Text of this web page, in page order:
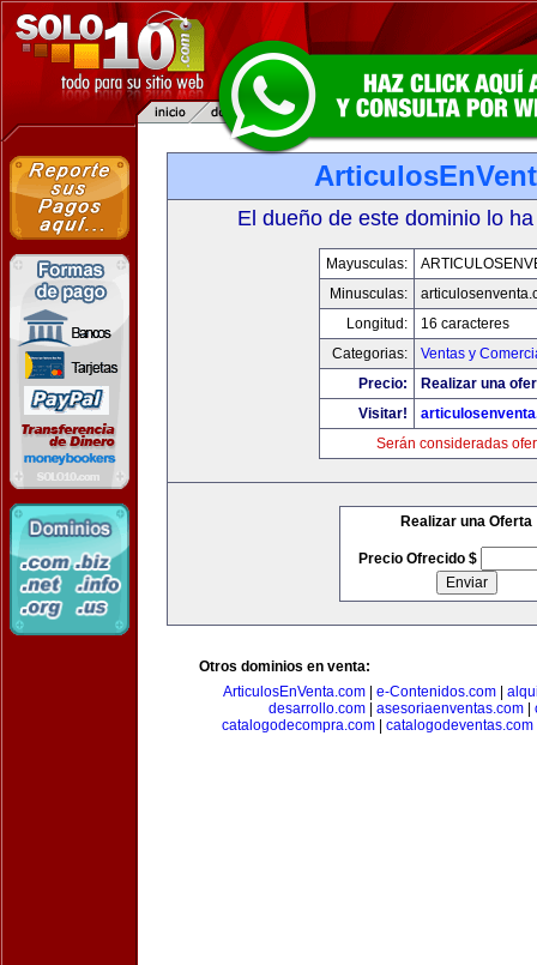
El dueño de este dominio lo
Mayusculas:
Minusculas:
Longitud:
16 caracteres
Categorias:
Ventas y
Precio:
Realizar una
Visitar!
Serán consideradas
Realizar una Oferta
Precio Ofrecido $
Otros dominios en venta:
ArticulosEnVenta.com| e-Contenidos.com|
desarrollo.com| asesoriaenventas.com|
catalogodecompra.com| catalogodeventas.com